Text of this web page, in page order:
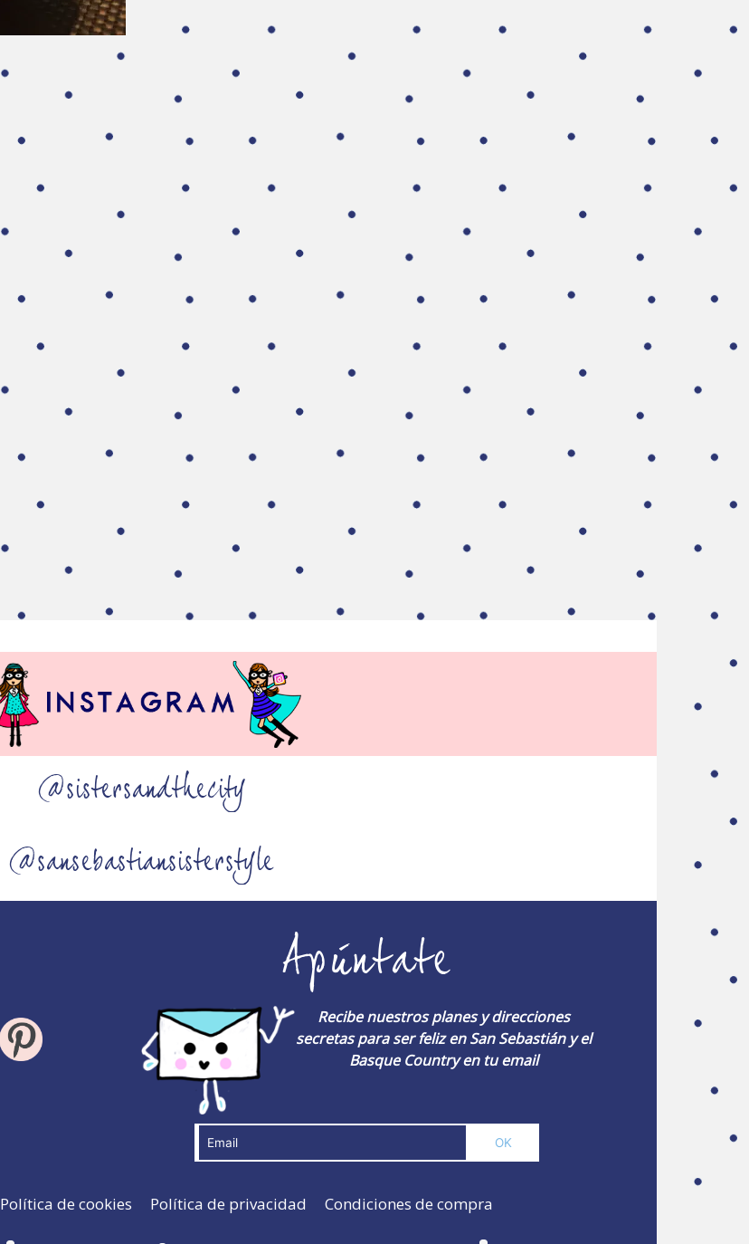
@sistersandthecity
@sansebastiansisterstyle
Apúntate
Recibe nuestros planes y direcciones
secretas para ser feliz en San Sebastián y el
Basque Country en tu email
Política de cookies Política de privacidad Condiciones de compra